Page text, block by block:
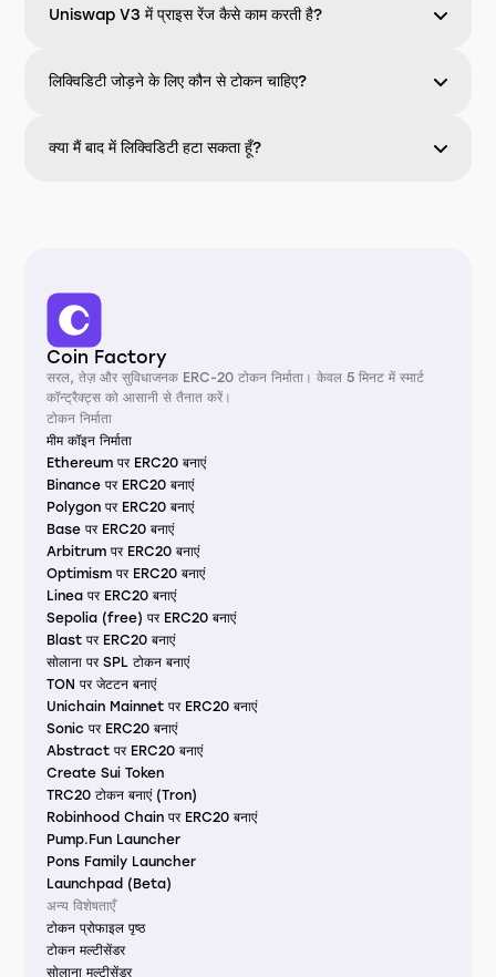
Uniswap V3 में प्राइस रेंज कैसे काम करती है?
लिक्विडिटी जोड़ने के लिए कौन से टोकन चाहिए?
क्या मैं बाद में लिक्विडिटी हटा सकता हूँ?
Coin Factory
सरल, तेज़ और सुविधाजनक ERC-20 टोकन निर्माता। केवल 5 मिनट में स्मार्ट
कॉन्ट्रैक्ट्स को आसानी से तैनात करें।
टोकन निर्माता
मीम कॉइन निर्माता
Ethereum पर ERC20 बनाएं
Binance पर ERC20 बनाएं
Polygon पर ERC20 बनाएं
Base पर ERC20 बनाएं
Arbitrum पर ERC20 बनाएं
Optimism पर ERC20 बनाएं
Linea पर ERC20 बनाएं
Sepolia (free) पर ERC20 बनाएं
Blast पर ERC20 बनाएं
सोलाना पर SPL टोकन बनाएं
TON पर जेटटन बनाएं
Unichain Mainnet पर ERC20 बनाएं
Sonic पर ERC20 बनाएं
Abstract पर ERC20 बनाएं
Create Sui Token
TRC20 टोकन बनाएं (Tron)
Robinhood Chain पर ERC20 बनाएं
Pump.Fun Launcher
Pons Family Launcher
Launchpad (Beta)
अन्य विशेषताएँ
टोकन प्रोफाइल पृष्ठ
टोकन मल्टीसेंडर
सोलाना मल्टीसेंडर